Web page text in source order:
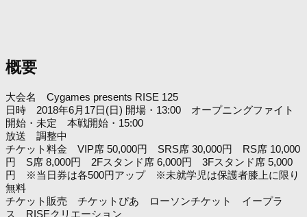
概要
大会名 Cygames presents RISE 125
日時 2018年6月17日(日) 開場・13:00 オープニングファイト
開始・未定 本戦開始・15:00
放送 調整中
チケット料金 VIP席 50,000円 SRS席 30,000円 RS席 10,000
円 S席 8,000円 2Fスタンド席 6,000円 3Fスタンド席 5,000
円 ※当日券は各500円アップ ※未就学児は保護者膝上に限り
無料
チケット販売 チケットぴあ ローソンチケット イープラ
ス RISEクリエーション